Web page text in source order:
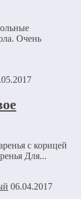
Очень
с корицей
Для...
06.04.2017